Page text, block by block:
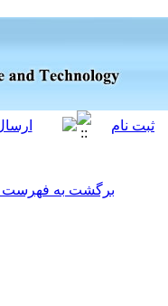
برگشت به فهرست